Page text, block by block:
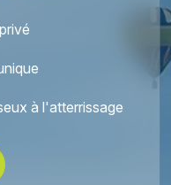
à l'atterrissage